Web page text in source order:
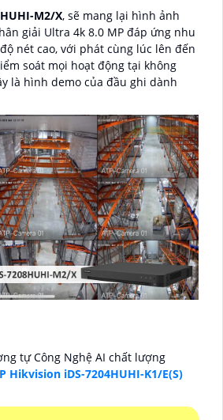
M2/X, sẽ mang lại hình ảnh
giải Ultra 4k 8.0 MP đáp ứng nhu
nét cao, với phát cùng lúc lên đến
soát mọi hoạt động tại không
là hình demo của đầu ghi dành
tự Công Nghệ AI chất lượng
Hikvision iDS-7204HUHI-K1/E(S)